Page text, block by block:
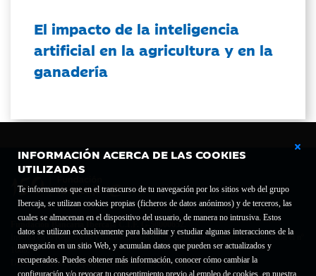
INFORMACIÓN ACERCA DE LAS COOKIES
UTILIZADAS
Te informamos que en el transcurso de tu navegación por los sitios web del grupo
Ibercaja, se utilizan cookies propias (ficheros de datos anónimos) y de terceros, las
cuales se almacenan en el dispositivo del usuario, de manera no intrusiva. Estos
datos se utilizan exclusivamente para habilitar y estudiar algunas interacciones de la
navegación en un sitio Web, y acumulan datos que pueden ser actualizados y
recuperados. Puedes obtener más información, conocer cómo cambiar la
configuración y/o revocar tu consentimiento previo al empleo de cookies, en nuestra
El impacto de la inteligencia
artificial en la agricultura y en la
ganadería
Fundación Bancaria Ibercaja C.I.F. G-50000652.
Inscrita en el Registro de Fundaciones del Mº de Educación, Cultura y Deporte con el nº
1689.
Domicilio social: Joaquín Costa, 13. 50001 Zaragoza.